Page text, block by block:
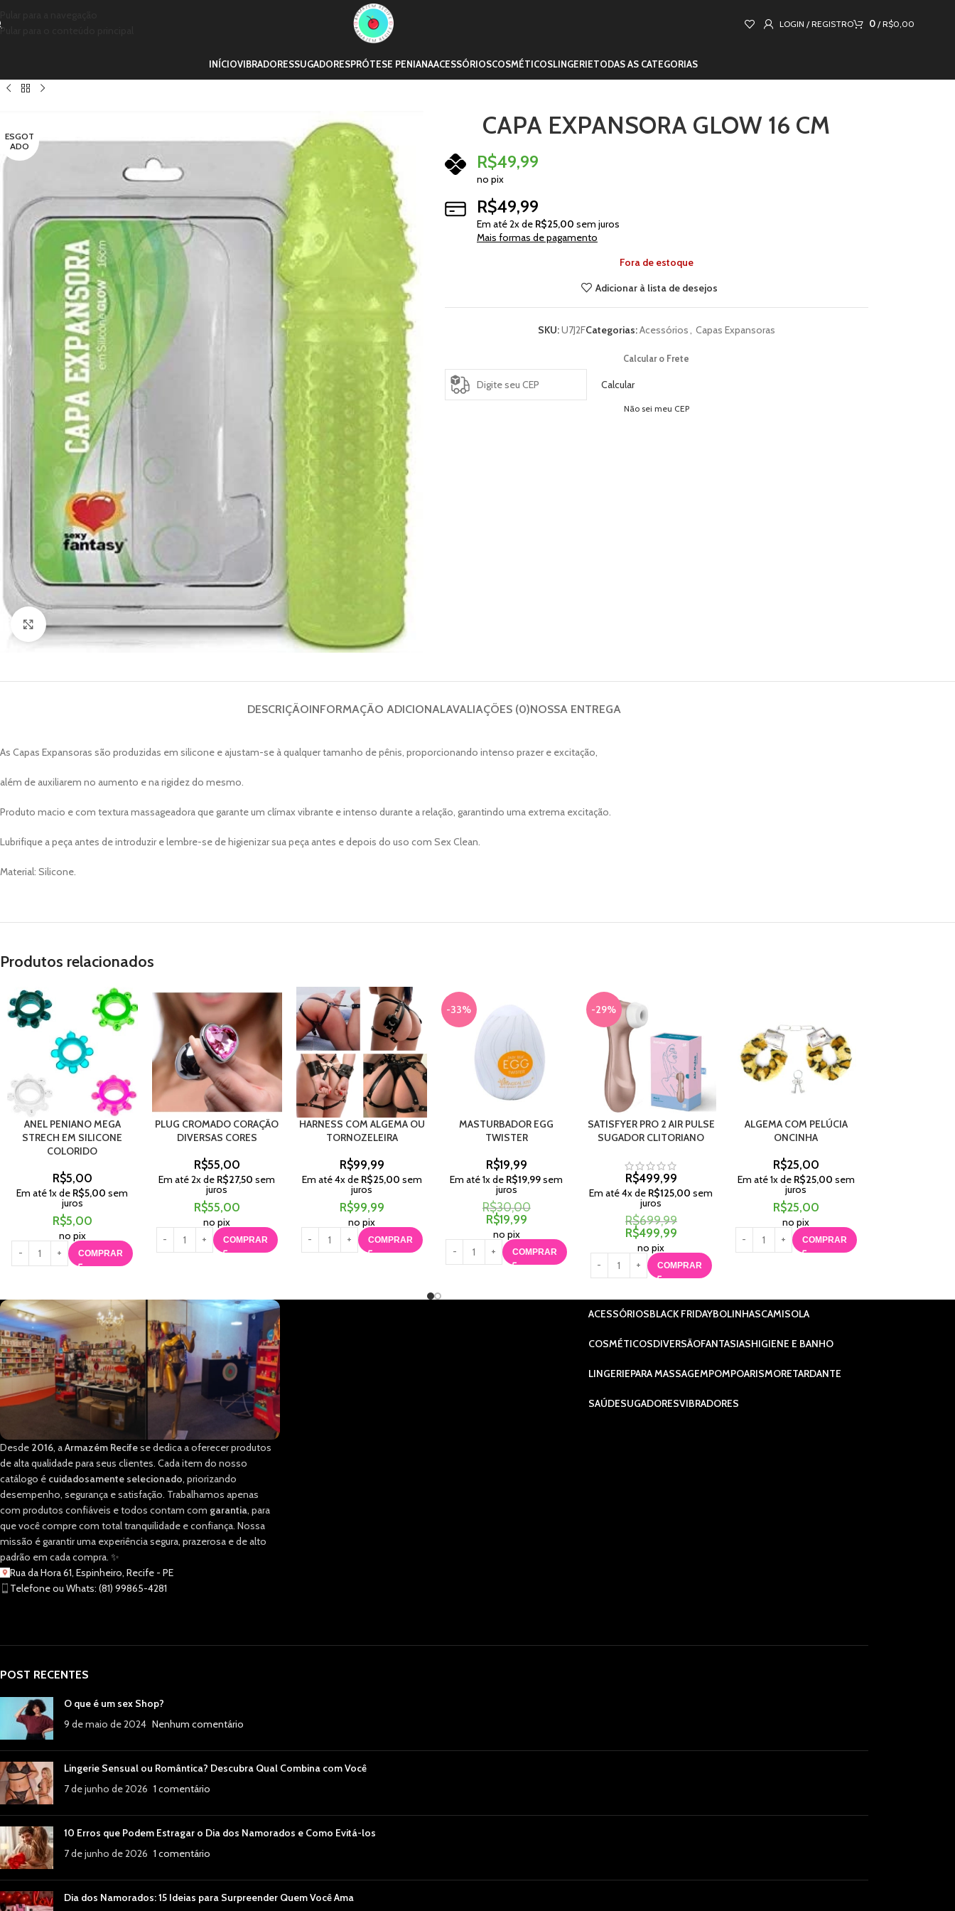
Pular para o conteúdo principal
LOGIN / REGISTRO 0 / R$0,00
INÍCIOVIBRADORESSUGADORESPRÓTESE PENIANAACESSÓRIOSCOSMÉTICOSLINGERIETODAS AS CATEGORIAS
ESGOT
ADO
Clique para ampliar
CAPA EXPANSORA GLOW 16 CM
R$49,99
no pix
R$49,99
Em até2x de R$25,00 sem juros
Mais formas de pagamento
Fora de estoque
Adicionar à lista de desejos
SKU:U7J2FCategorias:Acessórios, Capas Expansoras
Calcular o Frete
Calcular
Não sei meu CEP
DESCRIÇÃOINFORMAÇÃO ADICIONALAVALIAÇÕES (0)NOSSA ENTREGA
As Capas Expansoras são produzidas em silicone e ajustam-se à qualquer tamanho de pênis, proporcionando intenso prazer e excitação,
além de auxiliarem no aumento e na rigidez do mesmo.
Produto macio e com textura massageadora que garante um clímax vibrante e intenso durante a relação, garantindo uma extrema excitação.
Lubrifique a peça antes de introduzir e lembre-se de higienizar sua peça antes e depois do uso com Sex Clean.
Material: Silicone.
Produtos relacionados
ANEL PENIANO MEGA
STRECH EM SILICONE
COLORIDO
R$5,00
Em até1x de R$5,00 sem
juros
R$5,00
no pix
COMPRAR
PLUG CROMADO CORAÇÃO
DIVERSAS CORES
R$55,00
Em até2x de R$27,50 sem
juros
R$55,00
no pix
COMPRAR
HARNESS COM ALGEMA OU
TORNOZELEIRA
R$99,99
Em até4x de R$25,00 sem
juros
R$99,99
no pix
COMPRAR
-33%
MASTURBADOR EGG
TWISTER
R$19,99
Em até1x de R$19,99sem
juros
R$30,00
R$19,99
no pix
COMPRAR
-29%
SATISFYER PRO 2 AIR PULSE
SUGADOR CLITORIANO
R$499,99
Em até4x de R$125,00 sem
juros
R$699,99
R$499,99
no pix
COMPRAR
ALGEMA COM PELÚCIA
ONCINHA
R$25,00
Em até1x de R$25,00 sem
juros
R$25,00
no pix
COMPRAR
Desde 2016, aArmazém Recifese dedica a oferecer produtos
de alta qualidade para seus clientes. Cada item do nosso
catálogo é cuidadosamente selecionado, priorizando
desempenho, segurança e satisfação. Trabalhamos apenas
com produtos confiáveis e todos contam com garantia, para
que você compre com total tranquilidade e confiança. Nossa
missão é garantir uma experiência segura, prazerosa e de alto
padrão em cada compra. ✨
Rua da Hora 61, Espinheiro, Recife - PE
Telefone ou Whats: (81) 99865-4281
ACESSÓRIOSBLACK FRIDAYBOLINHASCAMISOLA
COSMÉTICOSDIVERSÃOFANTASIASHIGIENE E BANHO
LINGERIEPARA MASSAGEMPOMPOARISMORETARDANTE
SAÚDESUGADORESVIBRADORES
POST RECENTES
O que é um sex Shop?
9 de maio de 2024 Nenhum comentário
Lingerie Sensual ou Romântica? Descubra Qual Combina com Você
7 de junho de 2026 1 comentário
10 Erros que Podem Estragar o Dia dos Namorados e Como Evitá-los
7 de junho de 2026 1 comentário
Dia dos Namorados: 15 Ideias para Surpreender Quem Você Ama